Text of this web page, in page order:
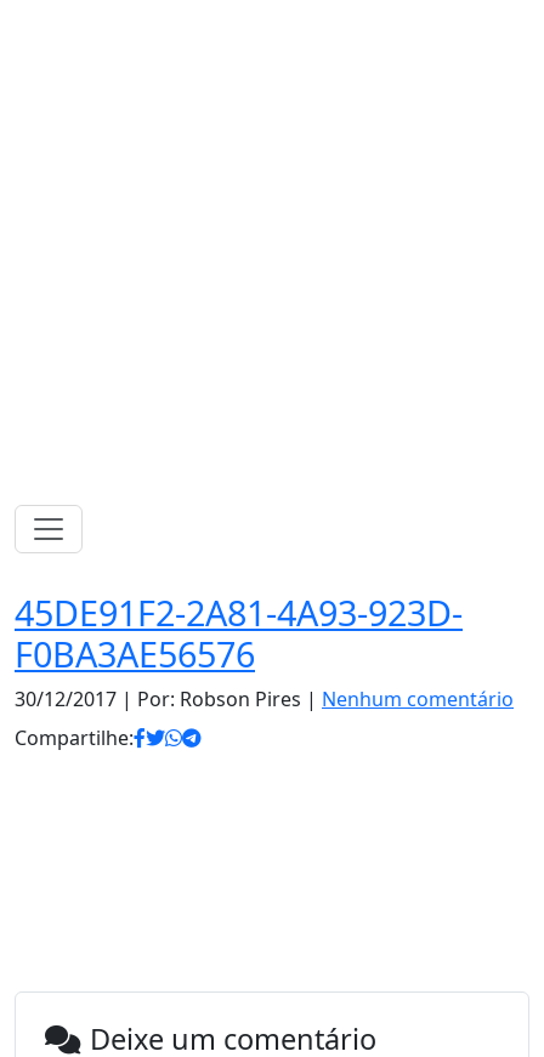
45DE91F2-2A81-4A93-923D-
F0BA3AE56576
30/12/2017 | Por: Robson Pires | Nenhum comentário
Compartilhe:
Deixe um comentário